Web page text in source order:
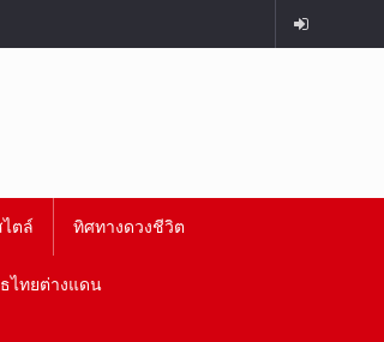
ตล์ ทิศทางดวงชีวิต
ไทยต่างแดน